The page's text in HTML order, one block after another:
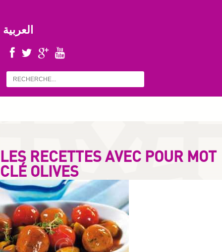
العربية
LES RECETTES AVEC POUR MOT
CLÉ OLIVES